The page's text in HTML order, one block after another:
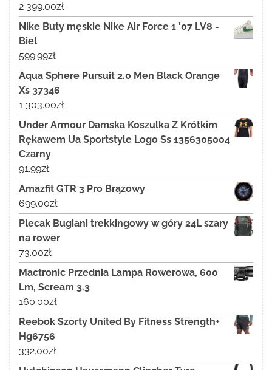
2 399.00zł
Nike Buty męskie Nike Air Force 1 '07 LV8 -
Biel
599.99zł
Aqua Sphere Pursuit 2.0 Men Black Orange
Xs 37346
1 303.00zł
Under Armour Damska Koszulka Z Krótkim
Rękawem Ua Sportstyle Logo Ss 1356305004
Czarny
91.99zł
Amazfit GTR 3 Pro Brązowy
699.00zł
Plecak Bugiani trekkingowy w góry 24L szary
na rower
73.00zł
Mactronic Przednia Lampa Rowerowa, 600
Lm, Scream 3.3
160.00zł
Reebok Szorty United By Fitness Strength+
Hg6756
332.00zł